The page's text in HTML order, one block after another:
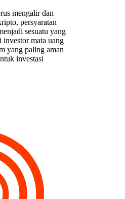
mengalir dan
persyaratan
sesuatu yang
investor mata uang
yang paling aman
investasi